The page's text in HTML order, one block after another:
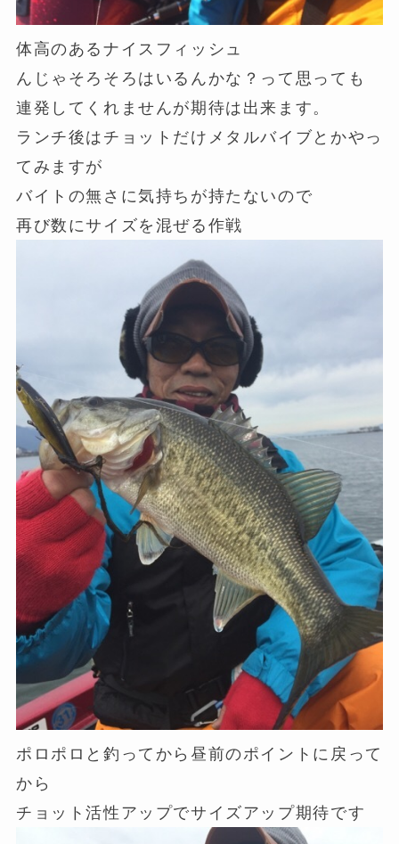
体高のあるナイスフィッシュ
んじゃそろそろはいるんかな？って思っても
連発してくれませんが期待は出来ます。
ランチ後はチョットだけメタルバイブとかやっ
てみますが
バイトの無さに気持ちが持たないので
再び数にサイズを混ぜる作戦
ポロポロと釣ってから昼前のポイントに戻って
から
チョット活性アップでサイズアップ期待です